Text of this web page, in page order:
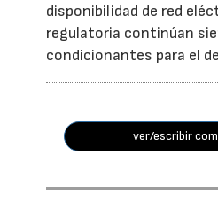
disponibilidad de red
regulatoria continúan
condicionantes para el
ver/escribir